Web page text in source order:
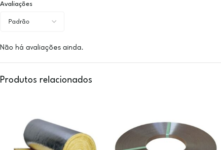
Avaliações
Não há avaliações ainda.
Produtos relacionados